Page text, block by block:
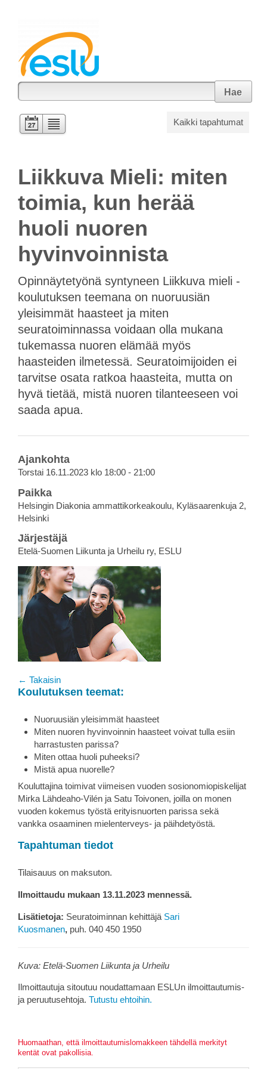
Hae
Kaikki tapahtumat
Liikkuva Mieli: miten
toimia, kun herää
huoli nuoren
hyvinvoinnista
Opinnäytetyönä syntyneen Liikkuva mieli -
koulutuksen teemana on nuoruusiän
yleisimmät haasteet ja miten
seuratoiminnassa voidaan olla mukana
tukemassa nuoren elämää myös
haasteiden ilmetessä. Seuratoimijoiden ei
tarvitse osata ratkoa haasteita, mutta on
hyvä tietää, mistä nuoren tilanteeseen voi
saada apua.
Ajankohta
Torstai 16.11.2023 klo 18:00 - 21:00
Paikka
Helsingin Diakonia ammattikorkeakoulu, Kyläsaarenkuja 2,
Helsinki
Järjestäjä
Etelä-Suomen Liikunta ja Urheilu ry, ESLU
← Takaisin
Koulutuksen teemat:
Nuoruusiän yleisimmät haasteet
Miten nuoren hyvinvoinnin haasteet voivat tulla esiin
harrastusten parissa?
Miten ottaa huoli puheeksi?
Mistä apua nuorelle?
Kouluttajina toimivat viimeisen vuoden sosionomiopiskelijat
Mirka Lähdeaho-Vilén ja Satu Toivonen, joilla on monen
vuoden kokemus työstä erityisnuorten parissa sekä
vankka osaaminen mielenterveys- ja päihdetyöstä.
Tapahtuman tiedot
Tilaisauus on maksuton.
Ilmoittaudu mukaan 13.11.2023 mennessä.
Lisätietoja: Seuratoiminnan kehittäjä Sari
Kuosmanen, puh. 040 450 1950
Kuva: Etelä-Suomen Liikunta ja Urheilu
Ilmoittautuja sitoutuu noudattamaan ESLUn ilmoittautumis-
ja peruutusehtoja. Tutustu ehtoihin.
Huomaathan, että ilmoittautumislomakkeen tähdellä merkityt
kentät ovat pakollisia.